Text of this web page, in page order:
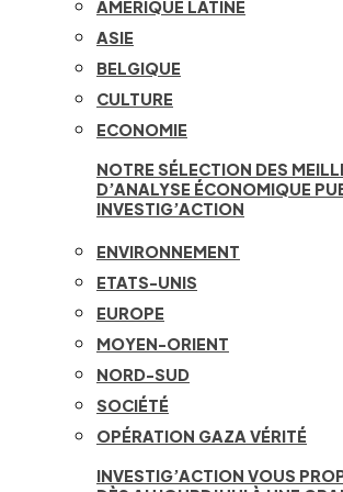
AMÉRIQUE LATINE
ASIE
BELGIQUE
CULTURE
ECONOMIE
NOTRE SÉLECTION DES
D’ANALYSE ÉCONOMIQUE
INVESTIG’ACTION
ENVIRONNEMENT
ETATS-UNIS
EUROPE
MOYEN-ORIENT
NORD-SUD
SOCIÉTÉ
OPÉRATION GAZA VÉRITÉ
INVESTIG’ACTION VOUS